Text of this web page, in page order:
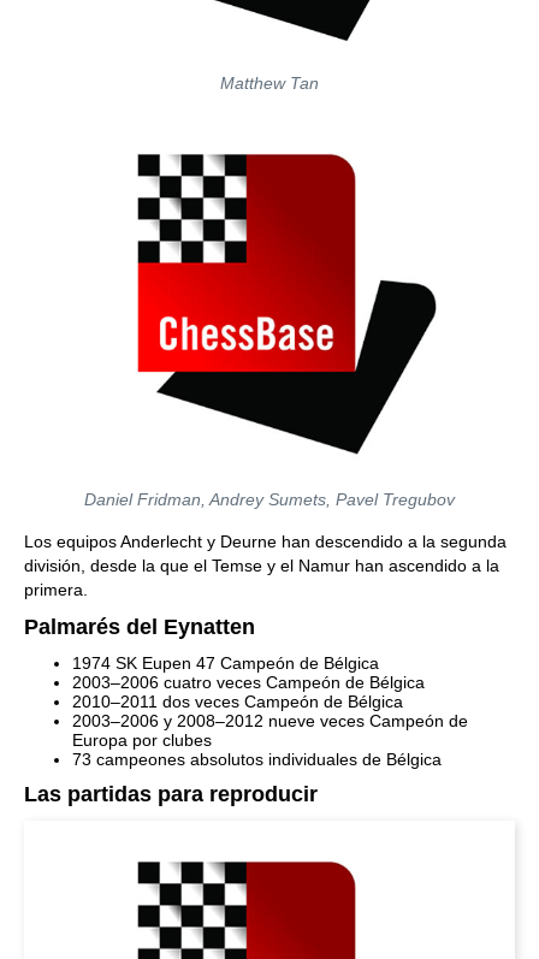
Matthew Tan
Daniel Fridman, Andrey Sumets, Pavel Tregubov
Los equipos Anderlecht y Deurne han descendido a la segunda
división, desde la que el Temse y el Namur han ascendido a la
primera.
Palmarés del Eynatten
1974 SK Eupen 47 Campeón de Bélgica
2003–2006 cuatro veces Campeón de Bélgica
2010–2011 dos veces Campeón de Bélgica
2003–2006 y 2008–2012 nueve veces Campeón de
Europa por clubes
73 campeones absolutos individuales de Bélgica
Las partidas para reproducir